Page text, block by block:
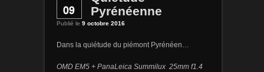
09
Pyrénéenne
Publié le 9 octobre 2016
Dans la quiétude du piémont Pyrénéen…
OMD EM5 + PanaLeica Summilux 25mm f1.4